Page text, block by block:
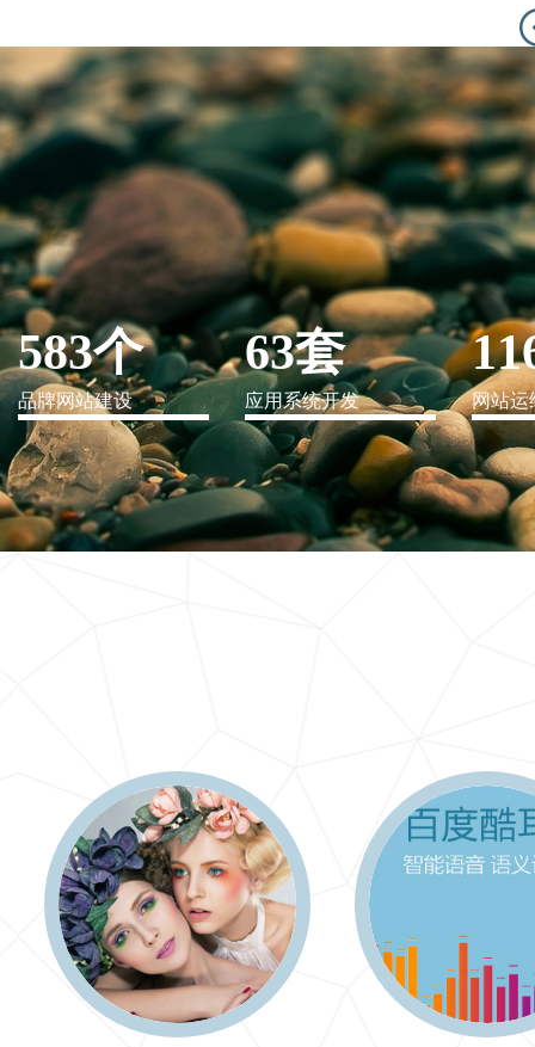
IT行业解决方案
信息爆炸时代，信息传递是否做到更新、更全、更
快
583个
品牌网站建设
63套
应用系统开发 网站运